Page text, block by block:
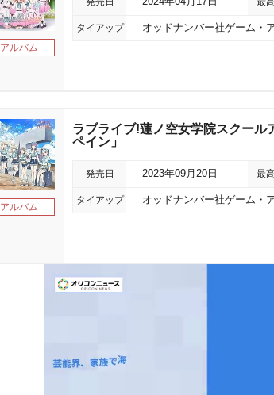
アルバム
タイアップ オッドナンバー社ゲーム・
アルバム
ラブライブ!蓮ノ空女学院スクール
ペイン」
発売日 2023年09月20日 最
タイアップ オッドナンバー社ゲーム・